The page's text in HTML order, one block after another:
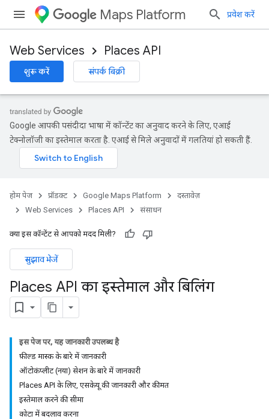
Maps Platform प्रवेश करें
Web Services Places API
शुरू करें संपर्क बिक्री
Google आपकी पसंदीदा भाषा में कॉन्टेंट का अनुवाद करने के लिए, एआई
टेक्नोलॉजी का इस्तेमाल करता है. एआई से मिले अनुवादों में गलतियां हो सकती हैं.
होम पेज प्रॉडक्ट Google Maps Platform
दस्तावेज़
Web Services
Places API संसाधन
क्या इस कॉन्टेंट से आपको मदद मिली?
सुझाव भेजें
Places API का इस्तेमाल और बिलिंग
इस पेज पर, यह जानकारी उपलब्ध है
फ़ील्ड मास्क के बारे में जानकारी
ऑटोकंप्लीट (नया) सेशन के बारे में जानकारी
Places API के लिए, एसकेयू की जानकारी और कीमत
इस्तेमाल करने की सीमा
कोटा में बदलाव करना